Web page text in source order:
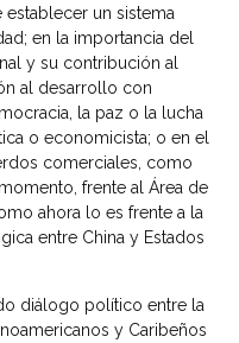
un sistema
en la importancia del
y su contribución al
al desarrollo con
la paz o la lucha
o economicista; o en el
comerciales, como
frente al Área de
ahora lo es frente a la
entre China y Estados
diálogo político entre la
y Caribeños